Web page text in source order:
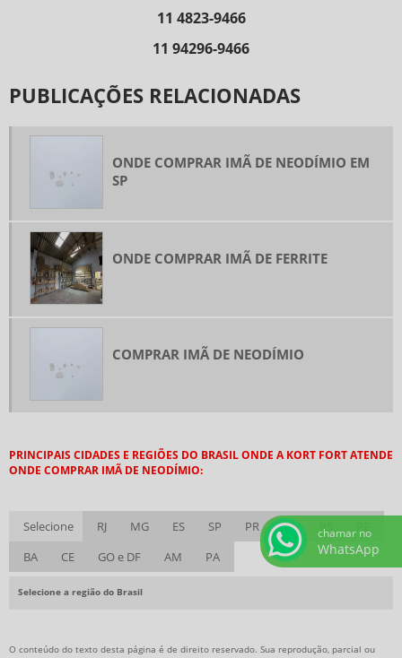
FABRICANTE DE FERRITE
FERRITE DE ESTRÔNCIO
FERRITE MAGNÉTICO
FERRITE RETANGULAR
FORNECEDOR DE IMAS
IMÃ ANISOTRÓPICO
IMÃ DE FERRITE
IMÃ DE FERRITE RETANGULAR
IMÃ DE NEODÍMIO COMPRAR
IMÃ DE NEODÍMIO ONDE COMPRAR SP
IMÃ DE NEODÍMIO PREÇO
IMÃ DE NEODÍMIO SOB MEDIDA
IMÃ FERRITE ANEL
11 4823-9466
11 94296-9466
PUBLICAÇÕES RELACIONADAS
ONDE COMPRAR IMÃ DE NEODÍMIO EM
SP
ONDE COMPRAR IMÃ DE FERRITE
COMPRAR IMÃ DE NEODÍMIO
PRINCIPAIS CIDADES E REGIÕES DO BRASIL ONDE A KORT FORT ATENDE
ONDE COMPRAR IMÃ DE NEODÍMIO:
Selecione RJ MG ES SP PR SC RS
BA
CE GO e DF AM PA
Selecione a região do Brasil
O conteúdo do texto desta página é de direito reservado. Sua reprodução, parcial ou
chamar no
WhatsApp